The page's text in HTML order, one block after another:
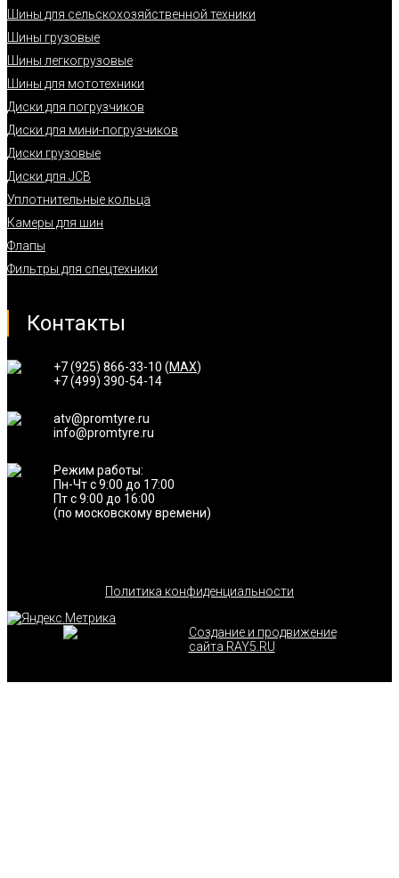
Шины для сельскохозяйственной техники
Шины грузовые
Шины легкогрузовые
Шины для мототехники
Диски для погрузчиков
Диски для мини-погрузчиков
Диски грузовые
Диски для JCB
Уплотнительные кольца
Камеры для шин
Флапы
Фильтры для спецтехники
Контакты
+7 (925) 866-33-10 (MAX)
+7 (499) 390-54-14
atv@promtyre.ru
info@promtyre.ru
Режим работы:
Пн-Чт с 9:00 до 17:00
Пт с 9:00 до 16:00
(по московскому времени)
Политика конфиденциальности
Создание и продвижение
сайта RAY5.RU